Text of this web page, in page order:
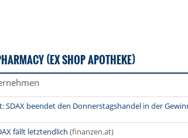
(EX SHOP APOTHEKE)
SDAX beendet den Donnerstagshandel in der
fällt letztendlich (finanzen.at)